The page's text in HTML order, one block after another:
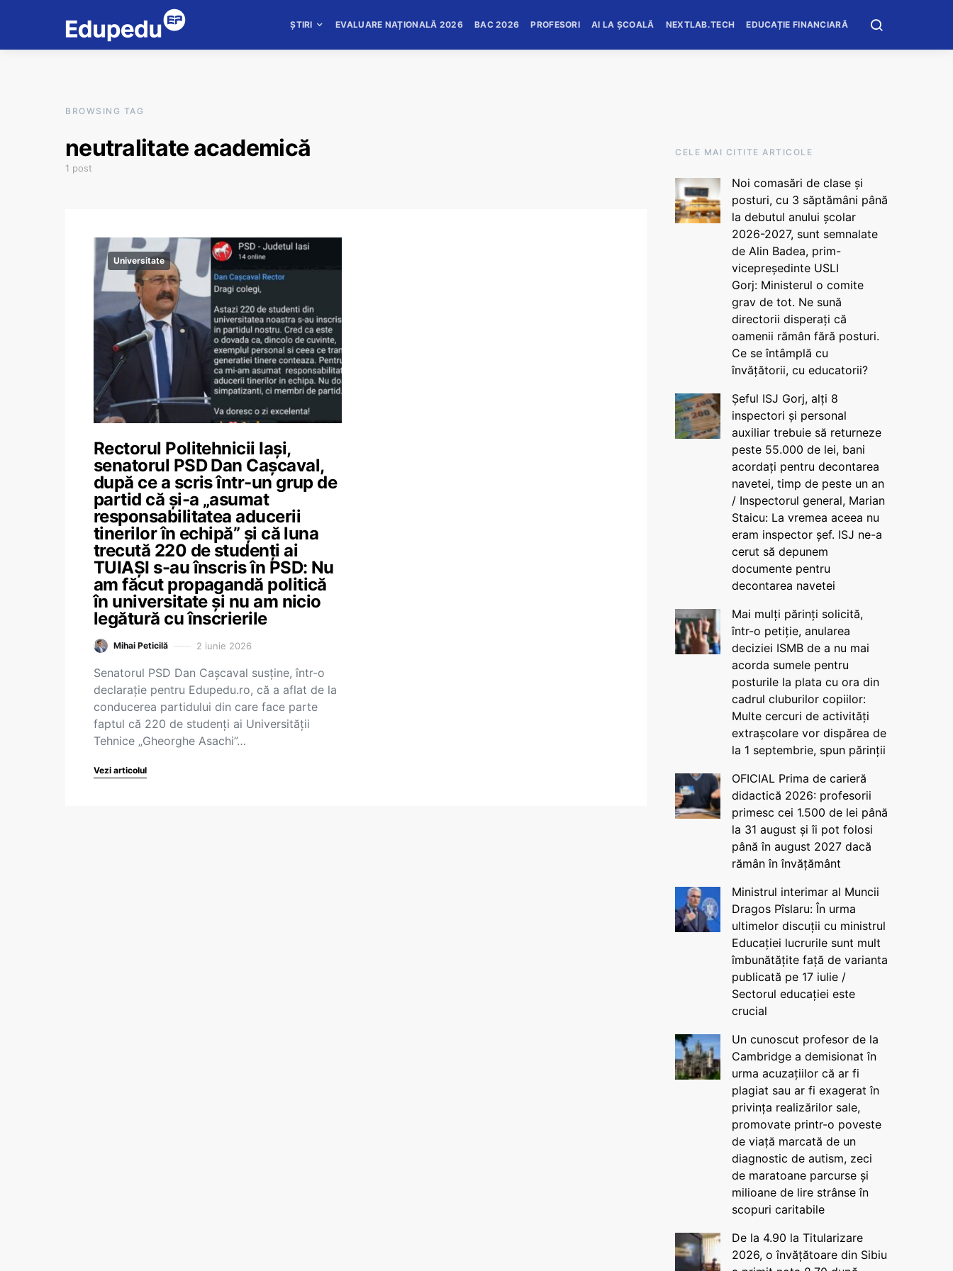
ȘTIRI EVALUARE NAȚIONALĂ 2026 BAC 2026 PROFESORI AI LA ȘCOALĂ NEXTLAB.TECH EDUCAȚIE FINANCIARĂ
BROWSING TAG
neutralitate academică
1 post
Universitate
Rectorul Politehnicii Iași,
senatorul PSD Dan Cașcaval,
după ce a scris într-un grup de
partid că și-a „asumat
responsabilitatea aducerii
tinerilor în echipă” și că luna
trecută 220 de studenți ai
TUIAȘI s-au înscris în PSD: Nu
am făcut propagandă politică
în universitate și nu am nicio
legătură cu înscrierile
Mihai Peticilă 2 iunie 2026
Senatorul PSD Dan Cașcaval susține, într-o
declarație pentru Edupedu.ro, că a aflat de la
conducerea partidului din care face parte
faptul că 220 de studenți ai Universității
Tehnice „Gheorghe Asachi”…
Vezi articolul
CELE MAI CITITE ARTICOLE
Noi comasări de clase și
posturi, cu 3 săptămâni până
la debutul anului școlar
2026-2027, sunt semnalate
de Alin Badea, prim-
vicepreședinte USLI
Gorj: Ministerul o comite
grav de tot. Ne sună
directorii disperați că
oamenii rămân fără posturi.
Ce se întâmplă cu
învățătorii, cu educatorii?
Șeful ISJ Gorj, alți 8
inspectori și personal
auxiliar trebuie să returneze
peste 55.000 de lei, bani
acordați pentru decontarea
navetei, timp de peste un an
/ Inspectorul general, Marian
Staicu: La vremea aceea nu
eram inspector șef. ISJ ne-a
cerut să depunem
documente pentru
decontarea navetei
Mai mulți părinți solicită,
într-o petiție, anularea
deciziei ISMB de a nu mai
acorda sumele pentru
posturile la plata cu ora din
cadrul cluburilor copiilor:
Multe cercuri de activități
extrașcolare vor dispărea de
la 1 septembrie, spun părinții
OFICIAL Prima de carieră
didactică 2026: profesorii
primesc cei 1.500 de lei până
la 31 august și îi pot folosi
până în august 2027 dacă
rămân în învățământ
Ministrul interimar al Muncii
Dragos Pîslaru: În urma
ultimelor discuții cu ministrul
Educației lucrurile sunt mult
îmbunătățite față de varianta
publicată pe 17 iulie /
Sectorul educației este
crucial
Un cunoscut profesor de la
Cambridge a demisionat în
urma acuzațiilor că ar fi
plagiat sau ar fi exagerat în
privința realizărilor sale,
promovate printr-o poveste
de viață marcată de un
diagnostic de autism, zeci
de maratoane parcurse și
milioane de lire strânse în
scopuri caritabile
De la 4.90 la Titularizare
2026, o învățătoare din Sibiu